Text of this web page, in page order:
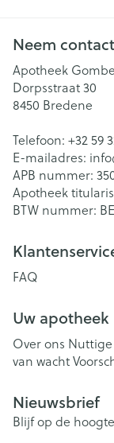
Neem
Apotheek
Dorpsstraat 30
8450 Bredene
Telefoon: +32 59
E-mailadres:
APB nummer:
Apotheek
BTW nummer:
FAQ
Uw apotheek
Over ons
van wacht
Nieuwsbrief
Blijf op de